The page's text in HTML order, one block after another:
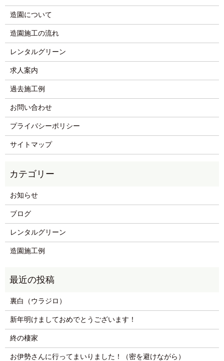
造園について
造園施工の流れ
レンタルグリーン
求人案内
過去施工例
お問い合わせ
プライバシーポリシー
サイトマップ
お知らせ
ブログ
レンタルグリーン
造園施工例
裏白（ウラジロ）
新年明けましておめでとうございます！
終の棲家
お伊勢さんに行ってまいりました！（密を避けながら）